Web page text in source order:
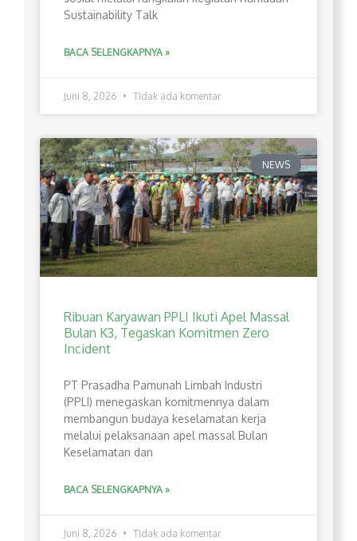
Sustainability Talk
BACA SELENGKAPNYA »
Juni 8, 2026 Tidak ada komentar
NEWS
Ribuan Karyawan PPLI Ikuti Apel Massal
Bulan K3, Tegaskan Komitmen Zero
Incident
PT Prasadha Pamunah Limbah Industri
(PPLI) menegaskan komitmennya dalam
membangun budaya keselamatan kerja
melalui pelaksanaan apel massal Bulan
Keselamatan dan
BACA SELENGKAPNYA »
Juni 8, 2026 Tidak ada komentar